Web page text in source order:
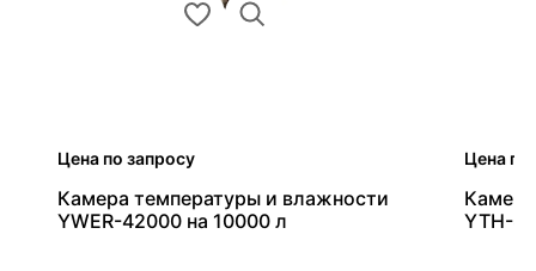
Цена по запросу
Камера температуры и влажности
YWER-42000 на 10000 л
Цена по
YTH-